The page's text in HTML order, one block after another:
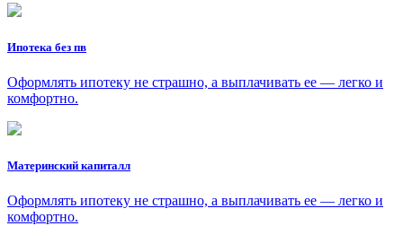
Ипотека без пв
Оформлять ипотеку не страшно, а выплачивать ее — легко и
комфортно.
Материнский капиталл
Оформлять ипотеку не страшно, а выплачивать ее — легко и
комфортно.